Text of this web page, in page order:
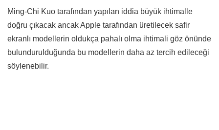
Ming-Chi Kuo tarafından yapılan iddia büyük ihtimalle
doğru çıkacak ancak Apple tarafından üretilecek safir
ekranlı modellerin oldukça pahalı olma ihtimali göz önünde
bulundurulduğunda bu modellerin daha az tercih edileceği
söylenebilir.